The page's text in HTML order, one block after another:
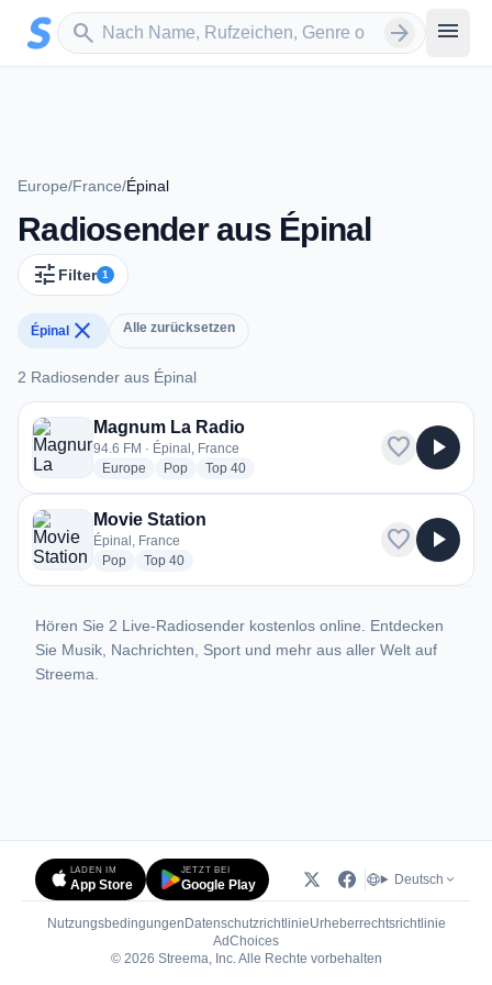
Zum Hauptinhalt springen
search
Sender suchen arrow_forward menu
Europe/France/Épinal
Radiosender aus Épinal
tune Filter 1
Épinal close Alle zurücksetzen
2 Radiosender aus Épinal
2 Radiosender aus Épinal
Magnum La Radio
94.6 FM · Épinal, France
Europe radio stations
Popradio stations
Top 40radio stations
favorite play_arrow
Movie Station
Épinal, France
Popradio stations
Top 40radio stations
favorite play_arrow
Hören Sie 2 Live-Radiosender kostenlos online. Entdecken
Sie Musik, Nachrichten, Sport und mehr aus aller Welt auf
Streema.
LADEN IM
App Store
JETZT BEI
Google Play Deutsch
Nutzungsbedingungen DatenschutzrichtlinieUrheberrechtsrichtlinie
AdChoices(öffnet in neuem Tab)
© 2026 Streema, Inc. Alle Rechte vorbehalten